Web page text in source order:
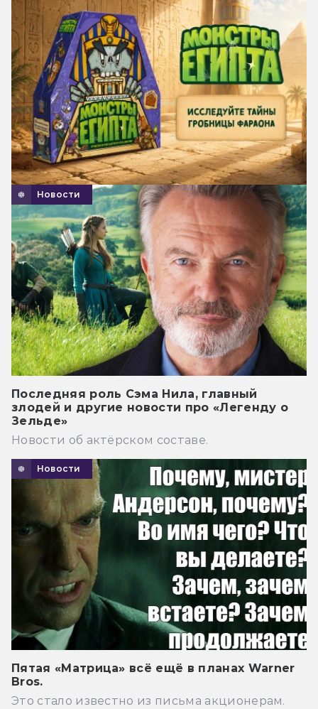
Новости
Последняя роль Сэма Нила, главный
злодей и другие новости про «Легенду о
Зельде»
Новости об актёрском составе.
Новости
Пятая «Матрица» всё ещё в планах Warner
Bros.
Это стало известно из письма акционерам.